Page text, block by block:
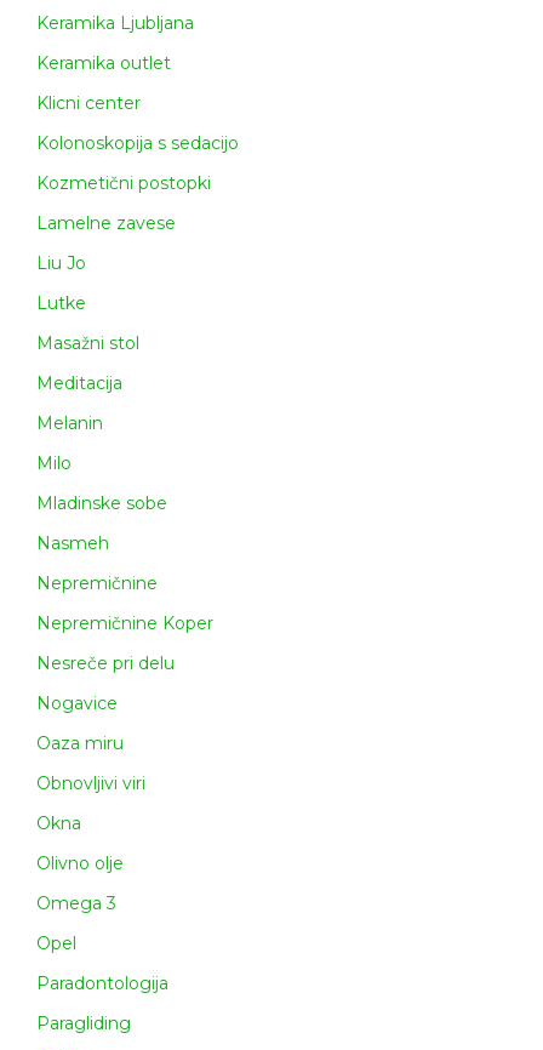
Keramika Ljubljana
Keramika outlet
Klicni center
Kolonoskopija s sedacijo
Kozmetični postopki
Lamelne zavese
Liu Jo
Lutke
Masažni stol
Meditacija
Melanin
Milo
Mladinske sobe
Nasmeh
Nepremičnine
Nepremičnine Koper
Nesreče pri delu
Nogavice
Oaza miru
Obnovljivi viri
Okna
Olivno olje
Omega 3
Opel
Paradontologija
Paragliding